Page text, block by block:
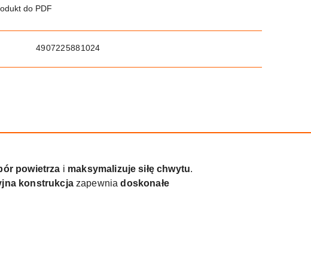
do PDF
4907225881024
powietrza i maksymalizuje siłę chwytu.
konstrukcjazapewniadoskonałe